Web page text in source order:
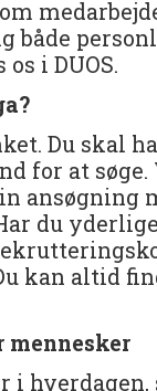
både
i DUOS.
Du skal
for at
ansøgning
du
kan altid
mennesker
i